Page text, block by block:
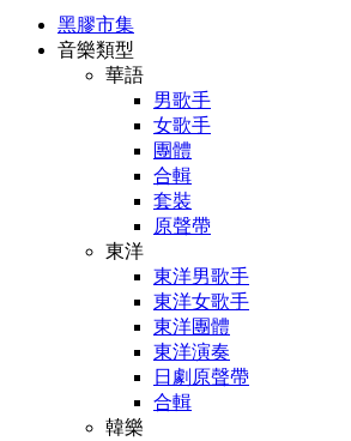
黑膠市集
音樂類型
華語
男歌手
女歌手
團體
合輯
套裝
原聲帶
東洋
東洋男歌手
東洋女歌手
東洋團體
東洋演奏
日劇原聲帶
合輯
韓樂